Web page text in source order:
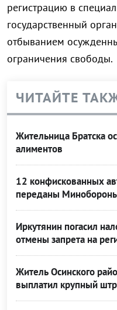
регистрацию в
государственный
отбыванием
ограничения свободы.
ЧИТАЙТЕ
Жительница Братска
алиментов
12 конфискованных
переданы
Иркутянин погасил
отмены запрета на
Житель Осинского
выплатил крупный